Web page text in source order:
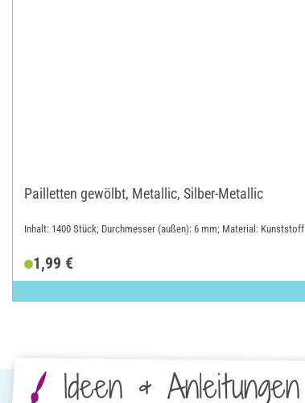
Pailletten gewölbt, Metallic, Silber-Metallic
Inhalt: 1400 Stück; Durchmesser (außen): 6 mm; Material: Kunststoff
1,99 €
Ideen & Anleitungen